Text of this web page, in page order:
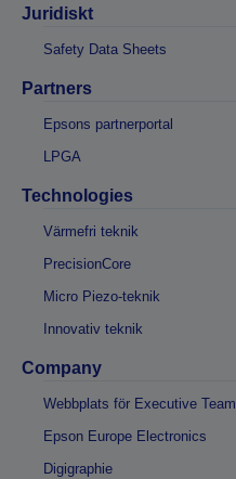
Juridiskt
Safety Data Sheets
Partners
Epsons partnerportal
LPGA
Technologies
Värmefri teknik
PrecisionCore
Micro Piezo-teknik
Innovativ teknik
Company
Webbplats för Executive Team
Epson Europe Electronics
Digigraphie